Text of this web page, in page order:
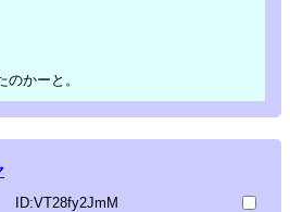
かーと。
ID:VT28fy2JmM